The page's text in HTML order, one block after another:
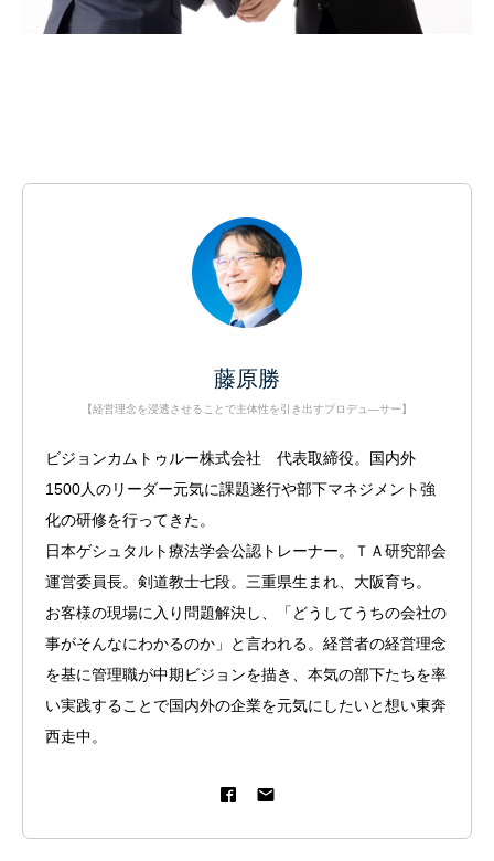
藤原勝
【経営理念を浸透させることで主体性を引き出すプロデュ―サー】
ビジョンカムトゥルー株式会社 代表取締役。国内外
1500人のリーダー元気に課題遂行や部下マネジメント強
化の研修を行ってきた。
日本ゲシュタルト療法学会公認トレーナー。ＴＡ研究部会
運営委員長。剣道教士七段。三重県生まれ、大阪育ち。
お客様の現場に入り問題解決し、「どうしてうちの会社の
事がそんなにわかるのか」と言われる。経営者の経営理念
を基に管理職が中期ビジョンを描き、本気の部下たちを率
い実践することで国内外の企業を元気にしたいと想い東奔
西走中。